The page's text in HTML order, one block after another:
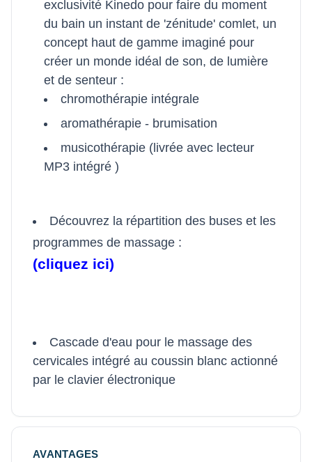
exclusivité Kinedo pour faire du moment
du bain un instant de 'zénitude' comlet, un
concept haut de gamme imaginé pour
créer un monde idéal de son, de lumière
et de senteur :
chromothérapie intégrale
aromathérapie - brumisation
musicothérapie (livrée avec lecteur
MP3 intégré )
Découvrez la répartition des buses et les
programmes de massage :
(cliquez ici)
Cascade d'eau pour le massage des
cervicales intégré au coussin blanc actionné
par le clavier électronique
AVANTAGES